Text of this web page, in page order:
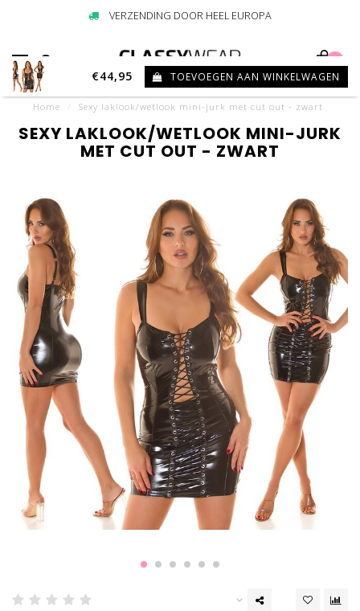
VERZENDING DOOR HEEL EUROPA
Home Sexy laklook/wetlook mini-jurk met cut out - zwart
€44,95 TOEVOEGEN AAN WINKELWAGEN
SEXY LAKLOOK/WETLOOK MINI-JURK
MET CUT OUT - ZWART